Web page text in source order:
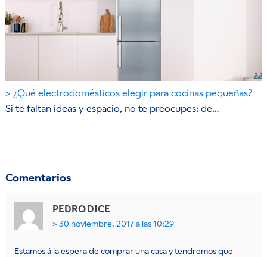
¿Qué electrodomésticos elegir para cocinas pequeñas?
Si te faltan ideas y espacio, no te preocupes: de…
Comentarios
PEDRO DICE
30 noviembre, 2017 a las 10:29
Estamos á la espera de comprar una casa y tendremos que